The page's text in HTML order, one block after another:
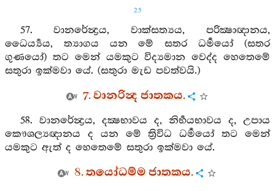
25
57. වානරේන්‍ද්‍රය, වාක්සත්‍යය, පරික්‍ෂාඥානය,
ධෛර්‍ය්‍යය, ත්‍යාගය යන මේ සතර ධර්‍මයෝ (සතර
ගුණයෝ) තට මෙන් යමකුට විද්‍යමාන වෙද්ද හෙතෙමේ
සතුරා ඉක්මවා යේ. (සතුරා මැඩ පවත්වයි.)
7. වානරින්‍ද ජාතකය.
58. වානරේන්‍ද්‍රය, දක්‍ෂභාවය ද, නිර්‍භයභාවය ද, උපාය
කෞශල්‍යඥානය ද යන මේ ත්‍රිවිධ ධර්‍මයෝ තට මෙන්
යමකුට ඇත් ද හෙතෙමේ සතුරා ඉක්මවා යේ.
8. තයෝධම්ම ජාතකය.